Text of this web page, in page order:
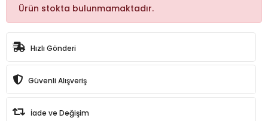
Ürün stokta bulunmamaktadır.
Hızlı Gönderi
Güvenli Alışveriş
İade ve Değişim